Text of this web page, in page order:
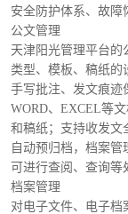
安全防护体系、故障
公文管理
天津阳光管理平台的
类型、模板、稿纸的
手写批注、发文痕迹
WORD、EXCEL等
和稿纸；支持收发文
自动预归档，档案管
可进行查阅、查询等
档案管理
对电子文件、电子档